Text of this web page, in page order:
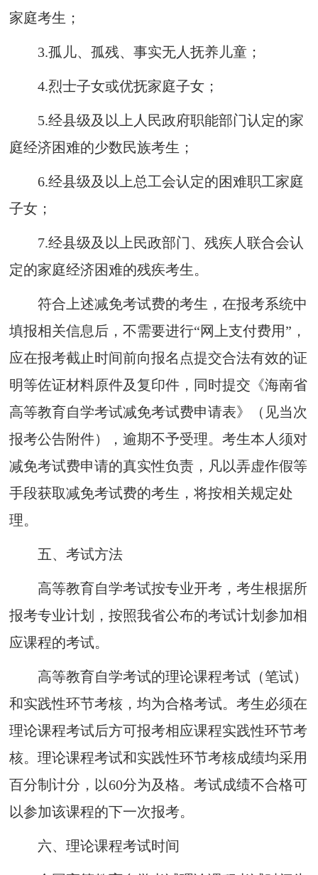
家庭考生；
3.孤儿、孤残、事实无人抚养儿童；
4.烈士子女或优抚家庭子女；
5.经县级及以上人民政府职能部门认定的家
庭经济困难的少数民族考生；
6.经县级及以上总工会认定的困难职工家庭
子女；
7.经县级及以上 民政部门、残疾 人联合会认
定的家庭经济困难的残疾考生。
符合上述减免考试费的考生 ，在报考系统中
填报相关信息后 ，不需要进行“网 上支付费用” ，
应在报考截止时间前向报名点提交合法有效的证
明等佐证材料原件及复印件 ，同时提交《海南省
高等教育自学考试减免考试费申请表》 （ 见当次
报考公告附件） ，逾期不予受理。考生本人须对
减免考试费申请的真实性负责 ，凡以弄虚作假等
手段获取减免考试费的考生，将按相关规定处
理。
五、考试方法
高等教育自学考试按专业开考，考生根据所
报考专业计划，按照我省公布的考试计划参加相
应课程的考试。
高等教育自学考试的理论课程考试（笔试）
和实践性环节考核，均为合格考试。考生必须在
理论课程考试后方可报考相应课程实践性环节考
核。理论课程考试和实践性环节考核成绩均采用
百分制计分，以60分为及格。考试成绩不合格可
以参加该课程的下一次报考。
六、理论课程考试时间